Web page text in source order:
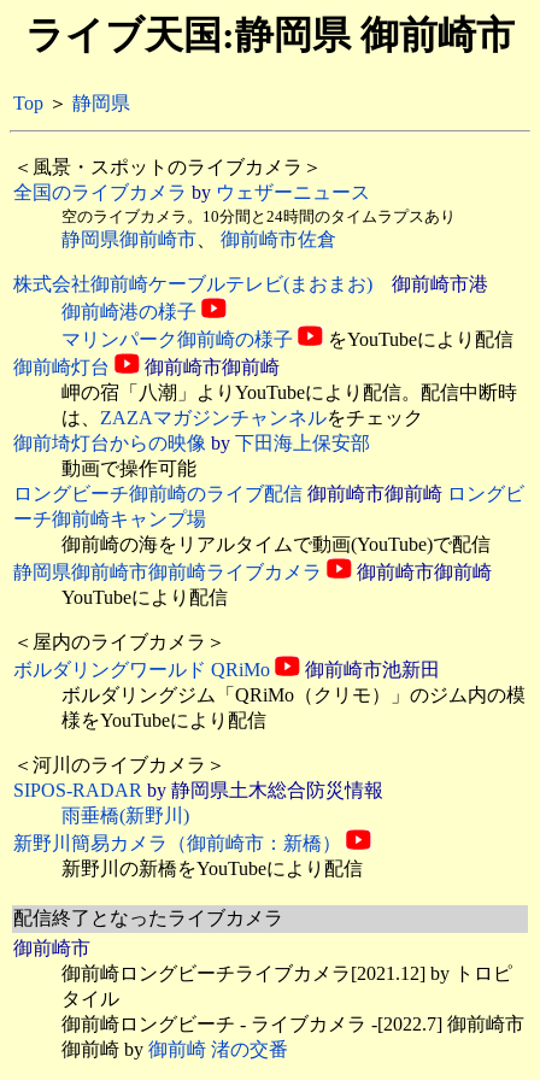
ライブ天国:静岡県 御前崎市
Top ＞ 静岡県
＜風景・スポットのライブカメラ＞
全国のライブカメラ by ウェザーニュース
空のライブカメラ。10分間と24時間のタイムラプスあり
静岡県御前崎市、 御前崎市佐倉
株式会社御前崎ケーブルテレビ(まおまお) 御前崎市港
御前崎港の様子
マリンパーク御前崎の様子
をYouTubeにより配信
御前崎灯台
御前崎市御前崎
岬の宿「八潮」よりYouTubeにより配信。配信中断時
は、 ZAZAマガジンチャンネルをチェック
御前埼灯台からの映像 by 下田海上保安部
動画で操作可能
ロングビーチ御前崎のライブ配信 御前崎市御前崎 ロングビ
ーチ御前崎キャンプ場
御前崎の海をリアルタイムで動画(YouTube)で配信
静岡県御前崎市御前崎ライブカメラ
御前崎市御前崎
YouTubeにより配信
＜屋内のライブカメラ＞
ボルダリングワールド QRiMo
御前崎市池新田
ボルダリングジム「QRiMo（クリモ）」のジム内の模
様をYouTubeにより配信
＜河川のライブカメラ＞
SIPOS-RADAR by 静岡県土木総合防災情報
雨垂橋(新野川)
新野川簡易カメラ（御前崎市：新橋）
新野川の新橋をYouTubeにより配信
配信終了となったライブカメラ
御前崎市
御前崎ロングビーチライブカメラ[2021.12] by トロピ
タイル
御前崎ロングビーチ - ライブカメラ -[2022.7] 御前崎市
御前崎 by 御前崎 渚の交番